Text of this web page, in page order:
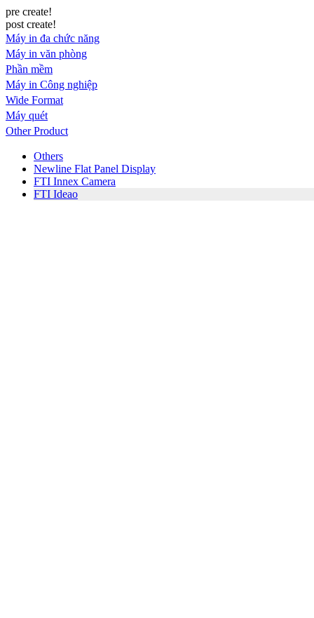
pre create!
post create!
Máy in đa chức năng
Máy in văn phòng
Phần mềm
Máy in Công nghiệp
Wide Format
Máy quét
Other Product
Others
Newline Flat Panel Display
FTI Innex Camera
FTI Ideao